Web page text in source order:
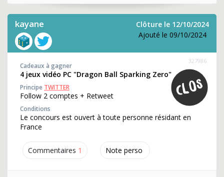
kayane
Clôture le 12/10/2024
Ajouté le 09/10/2024
Commentaires 1 Note perso
327986
Cadeaux à gagner
4 jeux vidéo PC "Dragon Ball Sparking Zero"
Principe TWITTER
Follow 2 comptes + Retweet
Conditions
Le concours est ouvert à toute personne résidant en
France